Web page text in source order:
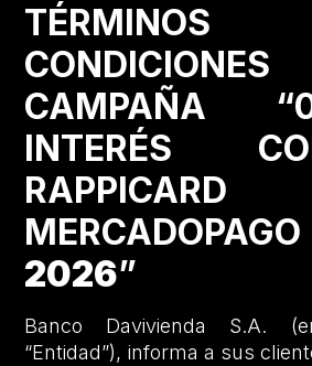
CAMPAÑA
INTERÉS
2026”
Banco Davivienda S.A.
“Entidad”), informa a sus